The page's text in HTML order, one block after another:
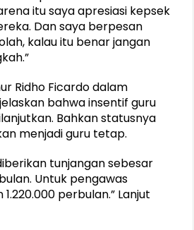
itu saya apresiasi kepsek
Dan saya berpesan
kalau itu benar jangan
Ridho Ficardo dalam
bahwa insentif guru
Bahkan statusnya
menjadi guru tetap.
tunjangan sebesar
Untuk pengawas
perbulan.” Lanjut